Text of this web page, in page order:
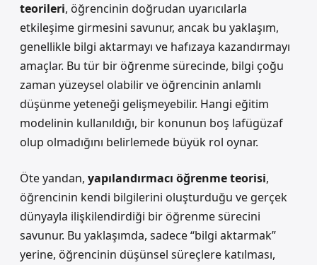
teorileri, öğrencinin doğrudan uyarıcılarla
etkileşime girmesini savunur, ancak bu yaklaşım,
genellikle bilgi aktarmayı ve hafızaya kazandırmayı
amaçlar. Bu tür bir öğrenme sürecinde, bilgi çoğu
zaman yüzeysel olabilir ve öğrencinin anlamlı
düşünme yeteneği gelişmeyebilir. Hangi eğitim
modelinin kullanıldığı, bir konunun boş lafügüzaf
olup olmadığını belirlemede büyük rol oynar.
Öte yandan, yapılandırmacı öğrenme teorisi,
öğrencinin kendi bilgilerini oluşturduğu ve gerçek
dünyayla ilişkilendirdiği bir öğrenme sürecini
savunur. Bu yaklaşımda, sadece “bilgi aktarmak”
yerine, öğrencinin düşünsel süreçlere katılması,